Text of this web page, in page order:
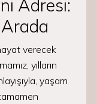
Adresi:
verecek
yılların
yaşam